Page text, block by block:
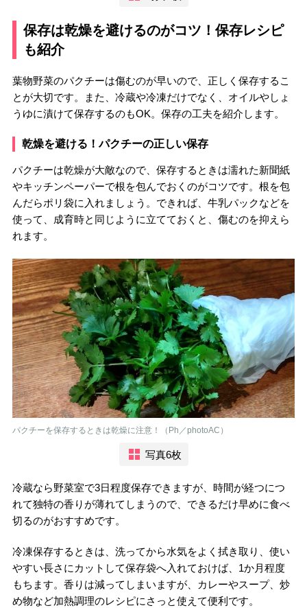
保存は乾燥を避けるのがコツ！保存レシピ
も紹介
葉物野菜のパクチーは傷むのが早いので、正しく保存するこ
とが大切です。また、冷蔵や冷凍だけでなく、オイルやしょ
うゆに漬けて保存するのもOK。保存の工夫を紹介します。
乾燥を避ける！パクチーの正しい保存
パクチーは乾燥が大敵なので、保存するときは濡れた新聞紙
やキッチンペーパーで根を包んでおくのがコツです。根を包
んだらポリ袋に入れましょう。できれば、牛乳パックなどを
使って、成育時と同じように立てておくと、傷むのを抑えら
れます。
パクチーを保存するときは乾燥に注意！（Ph／photoAC）
写真6枚
冷蔵なら野菜室で3日程度保存できますが、時間が経つにつ
れて独特の香りが薄れてしまうので、できるだけ早めに食べ
切るのがおすすめです。
冷凍保存するときは、洗ってから水気をよく拭き取り、使い
やすい長さにカットして保存袋へ入れておけば、1か月程度
もちます。香りは減ってしまいますが、カレーやスープ、炒
め物など加熱調理のレシピにさっと使えて便利です。